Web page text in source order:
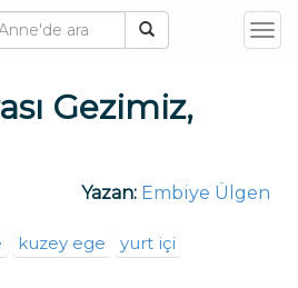
T
n
Gezimiz,
Yazan: Embiye Ülgen
kuzey ege yurt içi